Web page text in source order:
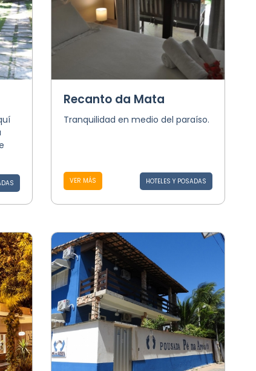
Recanto da Mata
Tranquilidad en medio del paraíso.
VER MÁS HOTELES Y POSADAS